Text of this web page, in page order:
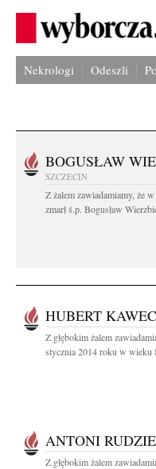
Nekrologi Odeszli
BOGUSŁAW
SZCZECIN
Z żalem zawiadamiamy, że
zmarł ś.p. Bogusław
HUBERT
Z głębokim żalem
stycznia 2014 roku w wieku
ANTONI
Z głębokim żalem